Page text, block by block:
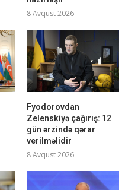
8 Avqust 2026
Fyodorovdan
Zelenskiyə çağırış: 12
gün ərzində qərar
verilməlidir
8 Avqust 2026